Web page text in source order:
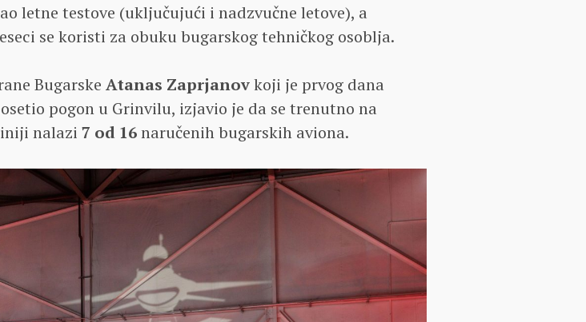
letne testove (uključujući i nadzvučne letove), a
se koristi za obuku bugarskog tehničkog osoblja.
Bugarske Atanas Zaprjanovkoji je prvog dana
pogon u Grinvilu, izjavio je da se trenutno na
nalazi 7 od 16naručenih bugarskih aviona.